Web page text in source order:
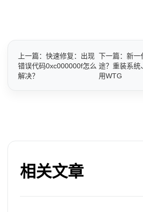
上一篇：快速修复：出现
错误代码0xc000000f怎么
解决？
下一篇：新一
途？重装系统
用WTG
相关文章